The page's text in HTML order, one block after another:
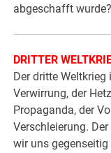
abgeschafft wurde?
DRITTER
Der dritte
Verwirrung, der
Propaganda, der
Verschleierung.
wir uns